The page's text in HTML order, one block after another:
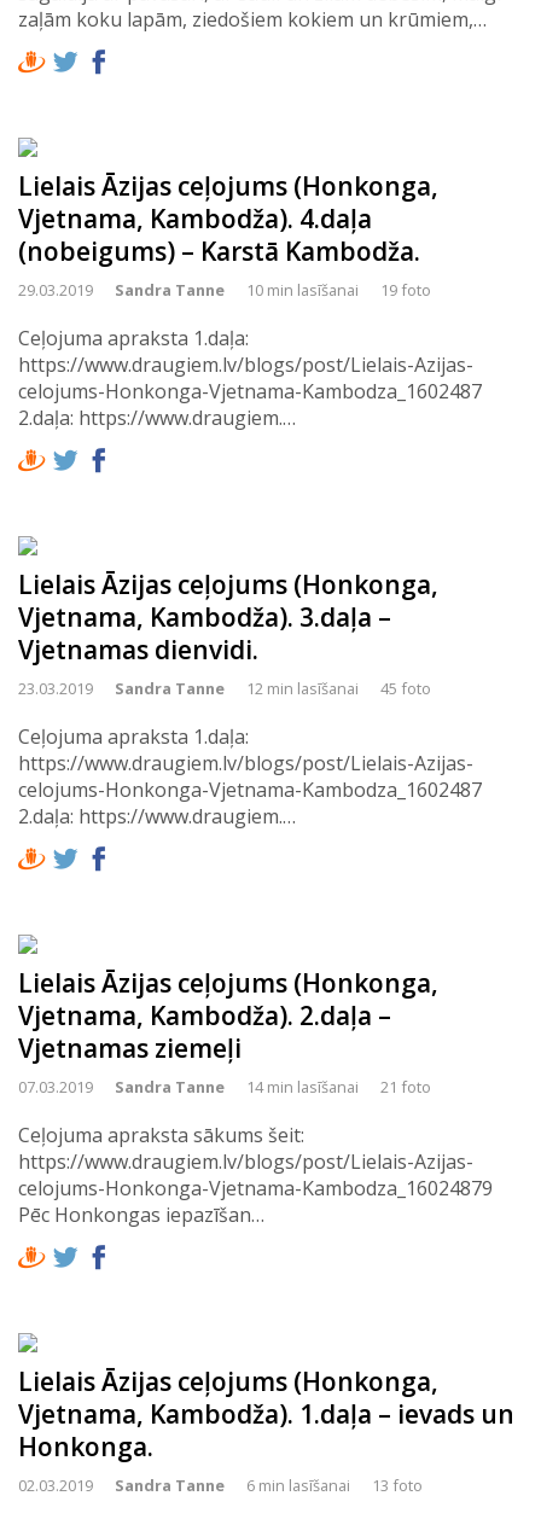
zaļām koku lapām, ziedošiem kokiem un krūmiem,…
Lielais Āzijas ceļojums (Honkonga,
Vjetnama, Kambodža). 4.daļa
(nobeigums) – Karstā Kambodža.
29.03.2019 Sandra Tanne 10 min lasīšanai 19 foto
Ceļojuma apraksta 1.daļa:
https://www.draugiem.lv/blogs/post/Lielais-Azijas-
celojums-Honkonga-Vjetnama-Kambodza_1602487
2.daļa: https://www.draugiem.…
Lielais Āzijas ceļojums (Honkonga,
Vjetnama, Kambodža). 3.daļa –
Vjetnamas dienvidi.
23.03.2019 Sandra Tanne 12 min lasīšanai 45 foto
Ceļojuma apraksta 1.daļa:
https://www.draugiem.lv/blogs/post/Lielais-Azijas-
celojums-Honkonga-Vjetnama-Kambodza_1602487
2.daļa: https://www.draugiem.…
Lielais Āzijas ceļojums (Honkonga,
Vjetnama, Kambodža). 2.daļa –
Vjetnamas ziemeļi
07.03.2019 Sandra Tanne 14 min lasīšanai 21 foto
Ceļojuma apraksta sākums šeit:
https://www.draugiem.lv/blogs/post/Lielais-Azijas-
celojums-Honkonga-Vjetnama-Kambodza_16024879
Pēc Honkongas iepazīšan…
Lielais Āzijas ceļojums (Honkonga,
Vjetnama, Kambodža). 1.daļa – ievads un
Honkonga.
02.03.2019 Sandra Tanne 6 min lasīšanai 13 foto